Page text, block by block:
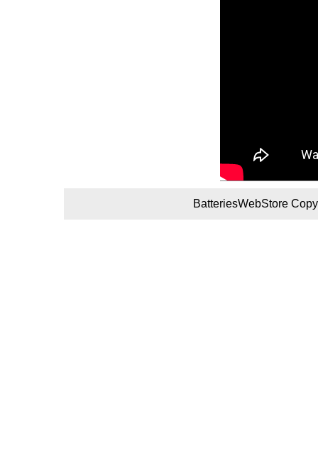
BatteriesWebStore